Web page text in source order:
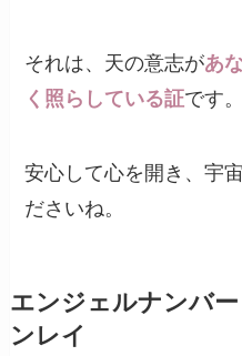
それは、天の意志があ
く照らしている証です。
安心して心を開き、宇
ださいね。
エンジェルナンバ
ンレイ